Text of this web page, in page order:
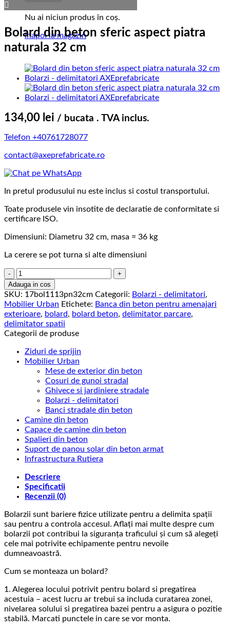
Nu ai niciun produs în coș.
Înapoi la magazin
Bolard din beton sferic aspect piatra
naturala 32 cm
134,00 lei / bucata . TVA inclus.
Telefon +40761728077
contact@axeprefabricate.ro
In pretul produsului nu este inclus si costul transportului.
Toate produsele vin insotite de declaratie de conformitate si
certificare ISO.
Dimensiuni: Diametru 32 cm, masa = 36 kg
La cerere se pot turna si alte dimensiuni
Cantitate
Bolard
din
beton
sferic
aspect
piatra
32
cm
Adauga in cos
SKU: 17bol1113pn32cm Categorii: Bolarzi - delimitatori,
Mobilier Urban Etichete: Banca din beton pentru amenajari
exterioare, bolard, bolard beton, delimitator parcare,
delimitator spatii
Categorii de produse
Ziduri de sprijin
Mobilier Urban
Mese de exterior din beton
Cosuri de gunoi stradal
Ghivece si jardiniere stradale
Bolarzi - delimitatori
Banci stradale din beton
Camine din beton
Capace de camine din beton
Spalieri din beton
Suport de panou solar din beton armat
Infrastructura Rutiera
Descriere
Specificatii
Recenzii (0)
Bolarzii sunt bariere fizice utilizate pentru a delimita spații
sau pentru a controla accesul. Aflați mai multe despre cum
bolarzii pot contribui la siguranța traficului și cum să alegeți
cele mai potrivite echipamente pentru nevoile
dumneavoastră.
Cum se monteaza un bolard?
1. Alegerea locului potrivit pentru bolard si pregatirea
acestuia – acest lucru ar trebui sa includa curatarea zonei,
nivelarea solului si pregatirea bazei pentru a asigura o pozitie
stabilă. Marcati punctele in care se vor monta.